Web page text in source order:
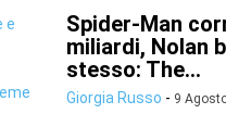
Spider-Man
miliardi, Nolan
stesso: The...
Giorgia Russo - 9